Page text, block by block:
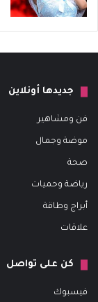
جديدها أونلاين
فن ومشاهير
موضة وجمال
صحة
رياضة وحميات
أبراج وطاقة
علاقات
كن على تواصل
فيسبوك